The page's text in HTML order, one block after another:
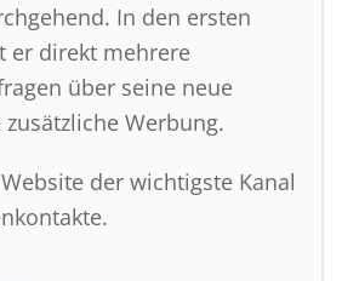
In den ersten
er direkt mehrere
über seine neue
Werbung.
der wichtigste Kanal